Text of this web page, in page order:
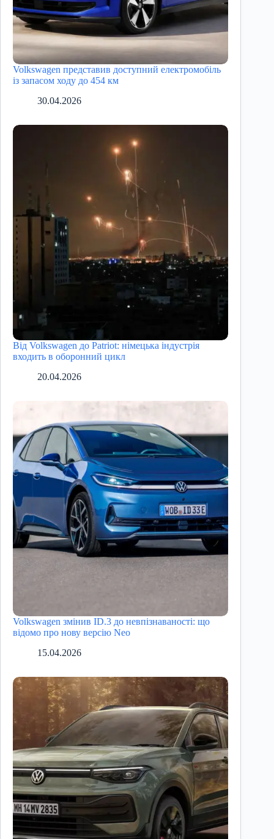
Volkswagen представив доступний електромобіль
із запасом ходу до 454 км
30.04.2026
Від Volkswagen до Patriot: німецька індустрія
входить в оборонний цикл
20.04.2026
Volkswagen змінив ID.3 до невпізнаваності: що
відомо про нову версію Neo
15.04.2026